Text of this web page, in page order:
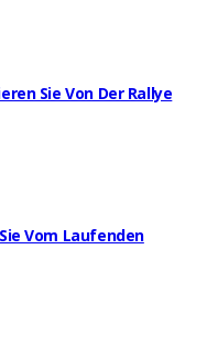
Sie Von Der Rallye
Vom Laufenden